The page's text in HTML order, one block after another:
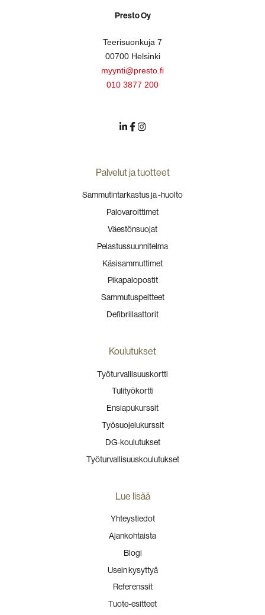
Presto Oy
Teerisuonkuja 7
00700 Helsinki
myynti@presto.fi
010 3877 200
Palvelut ja tuotteet
Sammutintarkastus ja -huolto
Palovaroittimet
Väestönsuojat
Pelastussuunnitelma
Käsisammuttimet
Pikapalopostit
Sammutuspeitteet
Defibrillaattorit
Koulutukset
Työturvallisuuskortti
Tulityökortti
Ensiapukurssit
Työsuojelukurssit
DG-koulutukset
Työturvallisuuskoulutukset
Lue lisää
Yhteystiedot
Ajankohtaista
Blogi
Usein kysyttyä
Referenssit
Tuote-esitteet